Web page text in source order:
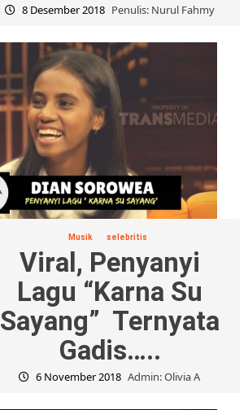
8 Desember 2018 Penulis: Nurul Fahmy
Musik selebritis
Viral, Penyanyi
Lagu “Karna Su
Sayang” Ternyata
Gadis…..
6 November 2018 Admin: Olivia A